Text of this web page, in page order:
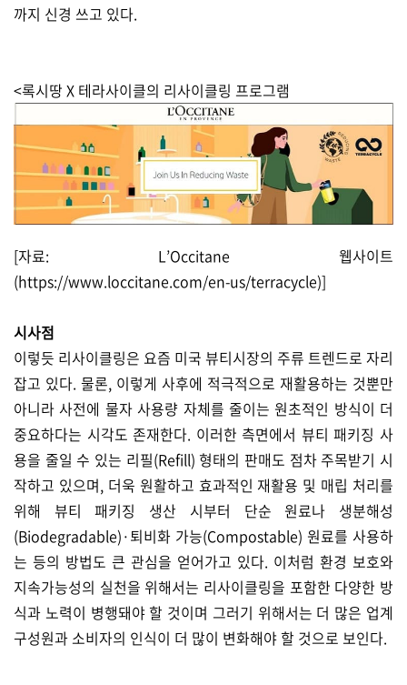
까지 신경 쓰고 있다.
<록시땅 X 테라사이클의 리사이클링 프로그램
[자료: L’Occitane 웹사이트
(https://www.loccitane.com/en-us/terracycle)]
시사점
이렇듯 리사이클링은 요즘 미국 뷰티시장의 주류 트렌드로 자리
잡고 있다. 물론, 이렇게 사후에 적극적으로 재활용하는 것뿐만
아니라 사전에 물자 사용량 자체를 줄이는 원초적인 방식이 더
중요하다는 시각도 존재한다. 이러한 측면에서 뷰티 패키징 사
용을 줄일 수 있는 리필(Refill) 형태의 판매도 점차 주목받기 시
작하고 있으며, 더욱 원활하고 효과적인 재활용 및 매립 처리를
위해 뷰티 패키징 생산 시부터 단순 원료나 생분해성
(Biodegradable)·퇴비화 가능(Compostable) 원료를 사용하
는 등의 방법도 큰 관심을 얻어가고 있다. 이처럼 환경 보호와
지속가능성의 실천을 위해서는 리사이클링을 포함한 다양한 방
식과 노력이 병행돼야 할 것이며 그러기 위해서는 더 많은 업계
구성원과 소비자의 인식이 더 많이 변화해야 할 것으로 보인다.